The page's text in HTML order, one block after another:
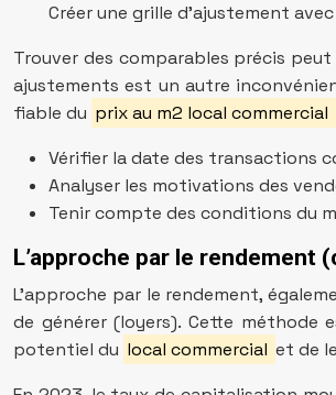
Créer une grille d’ajustement
Trouver des comparables précis
ajustements est un autre
fiable du prix au m2 local commercial
Vérifier la date des transactions
Analyser les motivations des
Tenir compte des conditions du
L’approche par le rendement
L’approche par le rendement,
de générer (loyers). Cette
potentiel du local commercial et de